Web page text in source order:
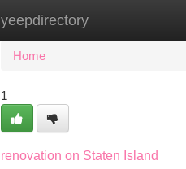
yeepdirectory
Home New Site Listings
Home
1
renovation on Staten Island